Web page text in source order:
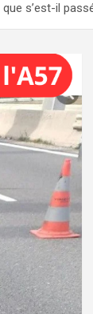
s’est-il